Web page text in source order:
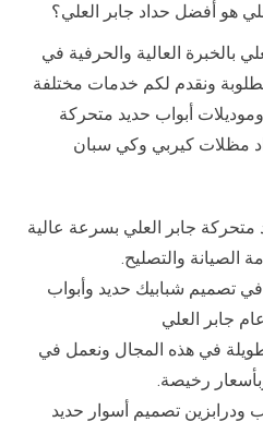
هو أفضل حداد جابر العلي؟
بالخبرة العالية والحرفية في
ونقدم لكم خدمات مختلفة
أبواب حديد متحركة
مظلات كيربي وكي سبان
جابر العلي بسرعة عالية
الصيانة والتصليح.
تصميم شبابيك حديد وأبواب
جابر العلي
في هذه المجال ونعمل في
رخيصة.
ودرابزين تصميم أسوار حديد